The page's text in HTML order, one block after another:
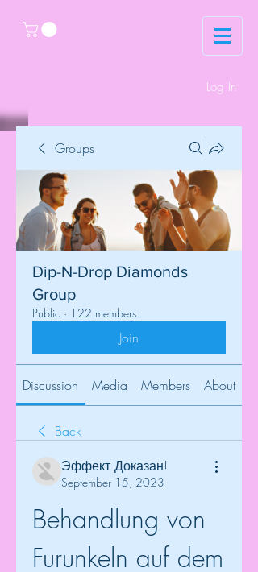
Log In
Groups
Dip-N-Drop Diamonds
Group
Public · 122 members
Join
Discussion Media Members About
Back
Эффект Доказан!
September 15, 2023
Behandlung von
Furunkeln auf dem